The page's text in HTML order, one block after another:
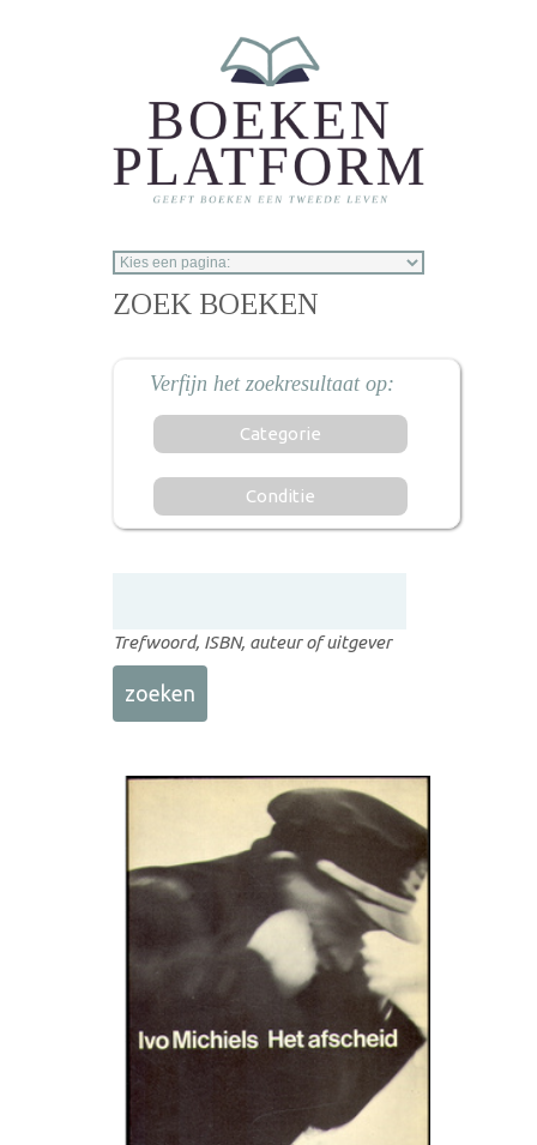
ZOEK BOEKEN
Categorie
Conditie
Trefwoord, ISBN, auteur of uitgever